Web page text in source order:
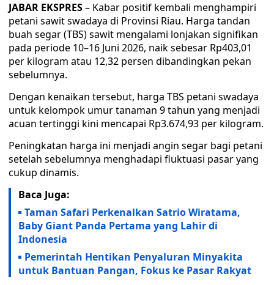
JABAR EKSPRES– Kabar positif kembali menghampiri
petani sawit swadaya di Provinsi Riau. Harga tandan
buah segar (TBS) sawit mengalami lonjakan signifikan
pada periode 10–16 Juni 2026, naik sebesar Rp403,01
per kilogram atau 12,32 persen dibandingkan pekan
sebelumnya.
Dengan kenaikan tersebut, harga TBS petani swadaya
untuk kelompok umur tanaman 9 tahun yang menjadi
acuan tertinggi kini mencapai Rp3.674,93 per kilogram.
Peningkatan harga ini menjadi angin segar bagi petani
setelah sebelumnya menghadapi fluktuasi pasar yang
cukup dinamis.
Baca Juga:
Taman Safari Perkenalkan Satrio Wiratama,
Baby Giant Panda Pertama yang Lahir di
Indonesia
Pemerintah Hentikan Penyaluran Minyakita
untuk Bantuan Pangan, Fokus ke Pasar Rakyat